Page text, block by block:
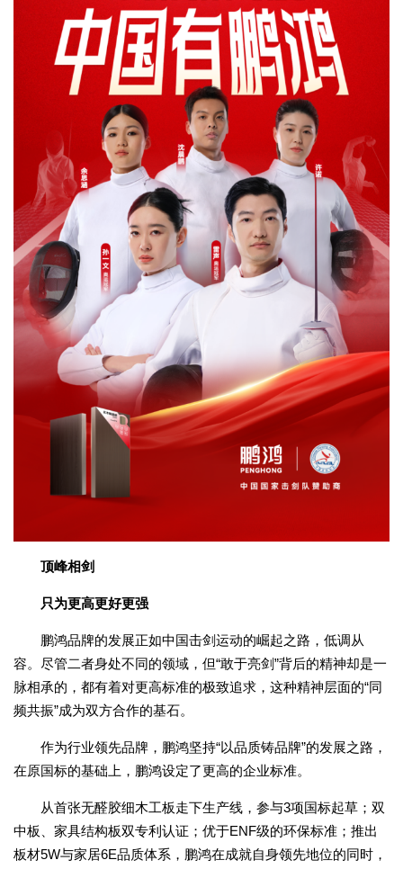
顶峰相剑
只为更高更好更强
鹏鸿品牌的发展正如中国击剑运动的崛起之路，低调从
容。尽管二者身处不同的领域，但“敢于亮剑”背后的精神却是一
脉相承的，都有着对更高标准的极致追求，这种精神层面的“同
频共振”成为双方合作的基石。
作为行业领先品牌，鹏鸿坚持“以品质铸品牌”的发展之路，
在原国标的基础上，鹏鸿设定了更高的企业标准。
从首张无醛胶细木工板走下生产线，参与3项国标起草；双
中板、家具结构板双专利认证；优于ENF级的环保标准；推出
板材5W与家居6E品质体系，鹏鸿在成就自身领先地位的同时，